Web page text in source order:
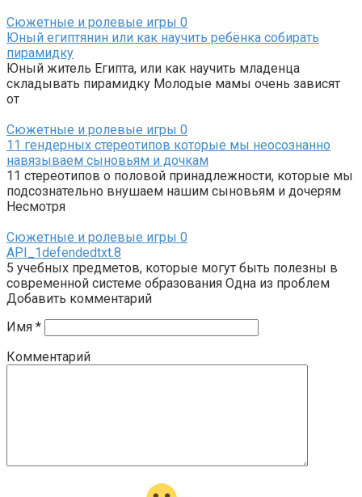
Сюжетные и ролевые игры 0
Юный египтянин или как научить ребёнка собирать
пирамидку
Юный житель Египта, или как научить младенца
складывать пирамидку Молодые мамы очень зависят
от
Сюжетные и ролевые игры 0
11 гендерных стереотипов которые мы неосознанно
навязываем сыновьям и дочкам
11 стереотипов о половой принадлежности, которые мы
подсознательно внушаем нашим сыновьям и дочерям
Несмотря
Сюжетные и ролевые игры 0
API_1defendedtxt.8
5 учебных предметов, которые могут быть полезны в
современной системе образования Одна из проблем
Добавить комментарий
Имя *
Комментарий